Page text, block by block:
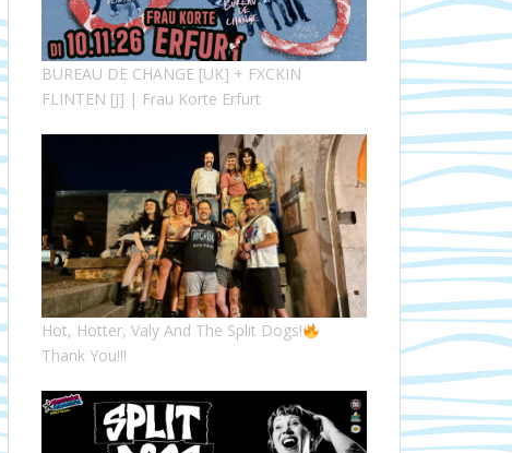
BUREAU DE CHANGE [UK] + FXCKIN
FLINTEN [J] | Frau Korte Erfurt
Hot, Hotter, Valy And The Split Dogs!
Thank You!!!